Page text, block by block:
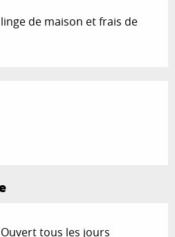
de maison et frais de
tous les jours